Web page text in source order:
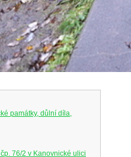
památky, důlní díla,
76/2 v Kanovnické ulici